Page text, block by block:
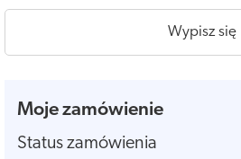
Wypisz się
Moje zamówienie
Status zamówienia